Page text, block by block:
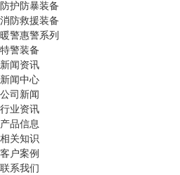
防护防暴装备
消防救援装备
暖警惠警系列
特警装备
新闻资讯
新闻中心
公司新闻
行业资讯
产品信息
相关知识
客户案例
联系我们